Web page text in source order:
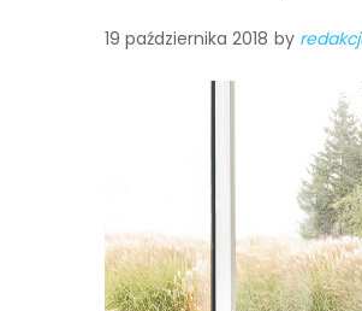
19 października 2018 by